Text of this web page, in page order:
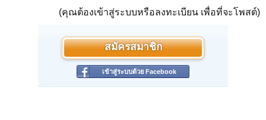
(คุณต้องเข้าสู่ระบบหรือลงทะเบียน เพื่อที่จะโพสต์)
สมัครสมาชิก
เข้าสู่ระบบด้วย Facebook